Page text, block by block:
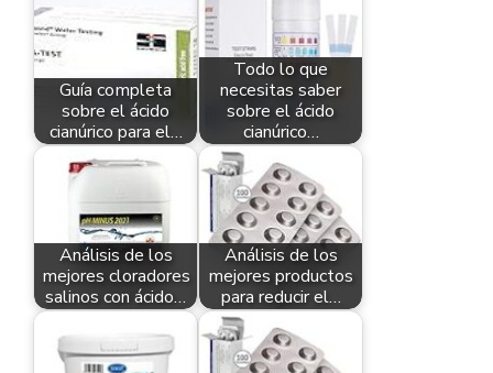
Guía completa
sobre el ácido
cianúrico para el…
Todo lo que
necesitas saber
sobre el ácido
cianúrico…
Análisis de los
mejores cloradores
salinos con ácido…
Análisis de los
mejores productos
para reducir el…